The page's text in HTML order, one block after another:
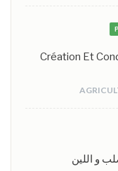
Création Et
و اللين